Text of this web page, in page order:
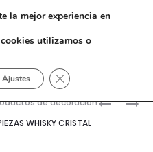
SET
SET
de decoración
WHISKY CRISTAL
la mejor experiencia en
utilizamos o
Ajustes Cerrar el banner de